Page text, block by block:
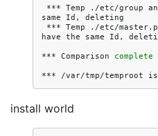
*** Temp ./etc/group
same
Id,
*** Temp ./etc/
have the same Id,
*** Comparison
complete
***
/var/tmp/temproot is
install world